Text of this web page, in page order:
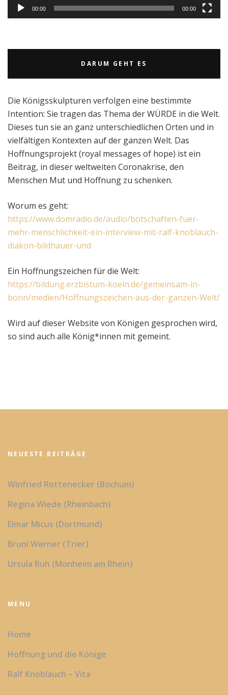
00:00 00:00
DARUM GEHT ES
Die Königsskulpturen verfolgen eine bestimmte
Intention: Sie tragen das Thema der WÜRDE in die Welt.
Dieses tun sie an ganz unterschiedlichen Orten und in
vielfältigen Kontexten auf der ganzen Welt. Das
Hoffnungsprojekt (royal messages of hope) ist ein
Beitrag, in dieser weltweiten Coronakrise, den
Menschen Mut und Hoffnung zu schenken.
Worum es geht:
https://www.domradio.de/audio/botschaften-fuer-
mehr-menschlichkeit-ein-interview-mit-ralf-knoblauch-
diakon-bildhauer-und
Ein Hoffnungszeichen für die Welt:
https://bildung.erzbistum-koeln.de/gemeinsam-in-
bonn/medien/Hoffnungszeichen-aus-der-ganzen-Welt/
Wird auf dieser Website von Königen gesprochen wird,
so sind auch alle König*innen mit gemeint.
NEUESTE BEITRÄGE
Winfried Rottenecker (Bochum)
Regina Wiede (Rheinbach)
Elmar Micus (Dortmund)
Bruni Werner (Trier)
Ursula Ruh (Monheim am Rhein)
MENU
Home
Hoffnung und die Könige
Ralf Knoblauch – Vita